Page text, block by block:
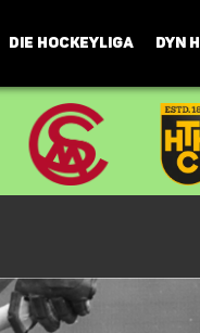
DIE HOCKEYLIGA DYN